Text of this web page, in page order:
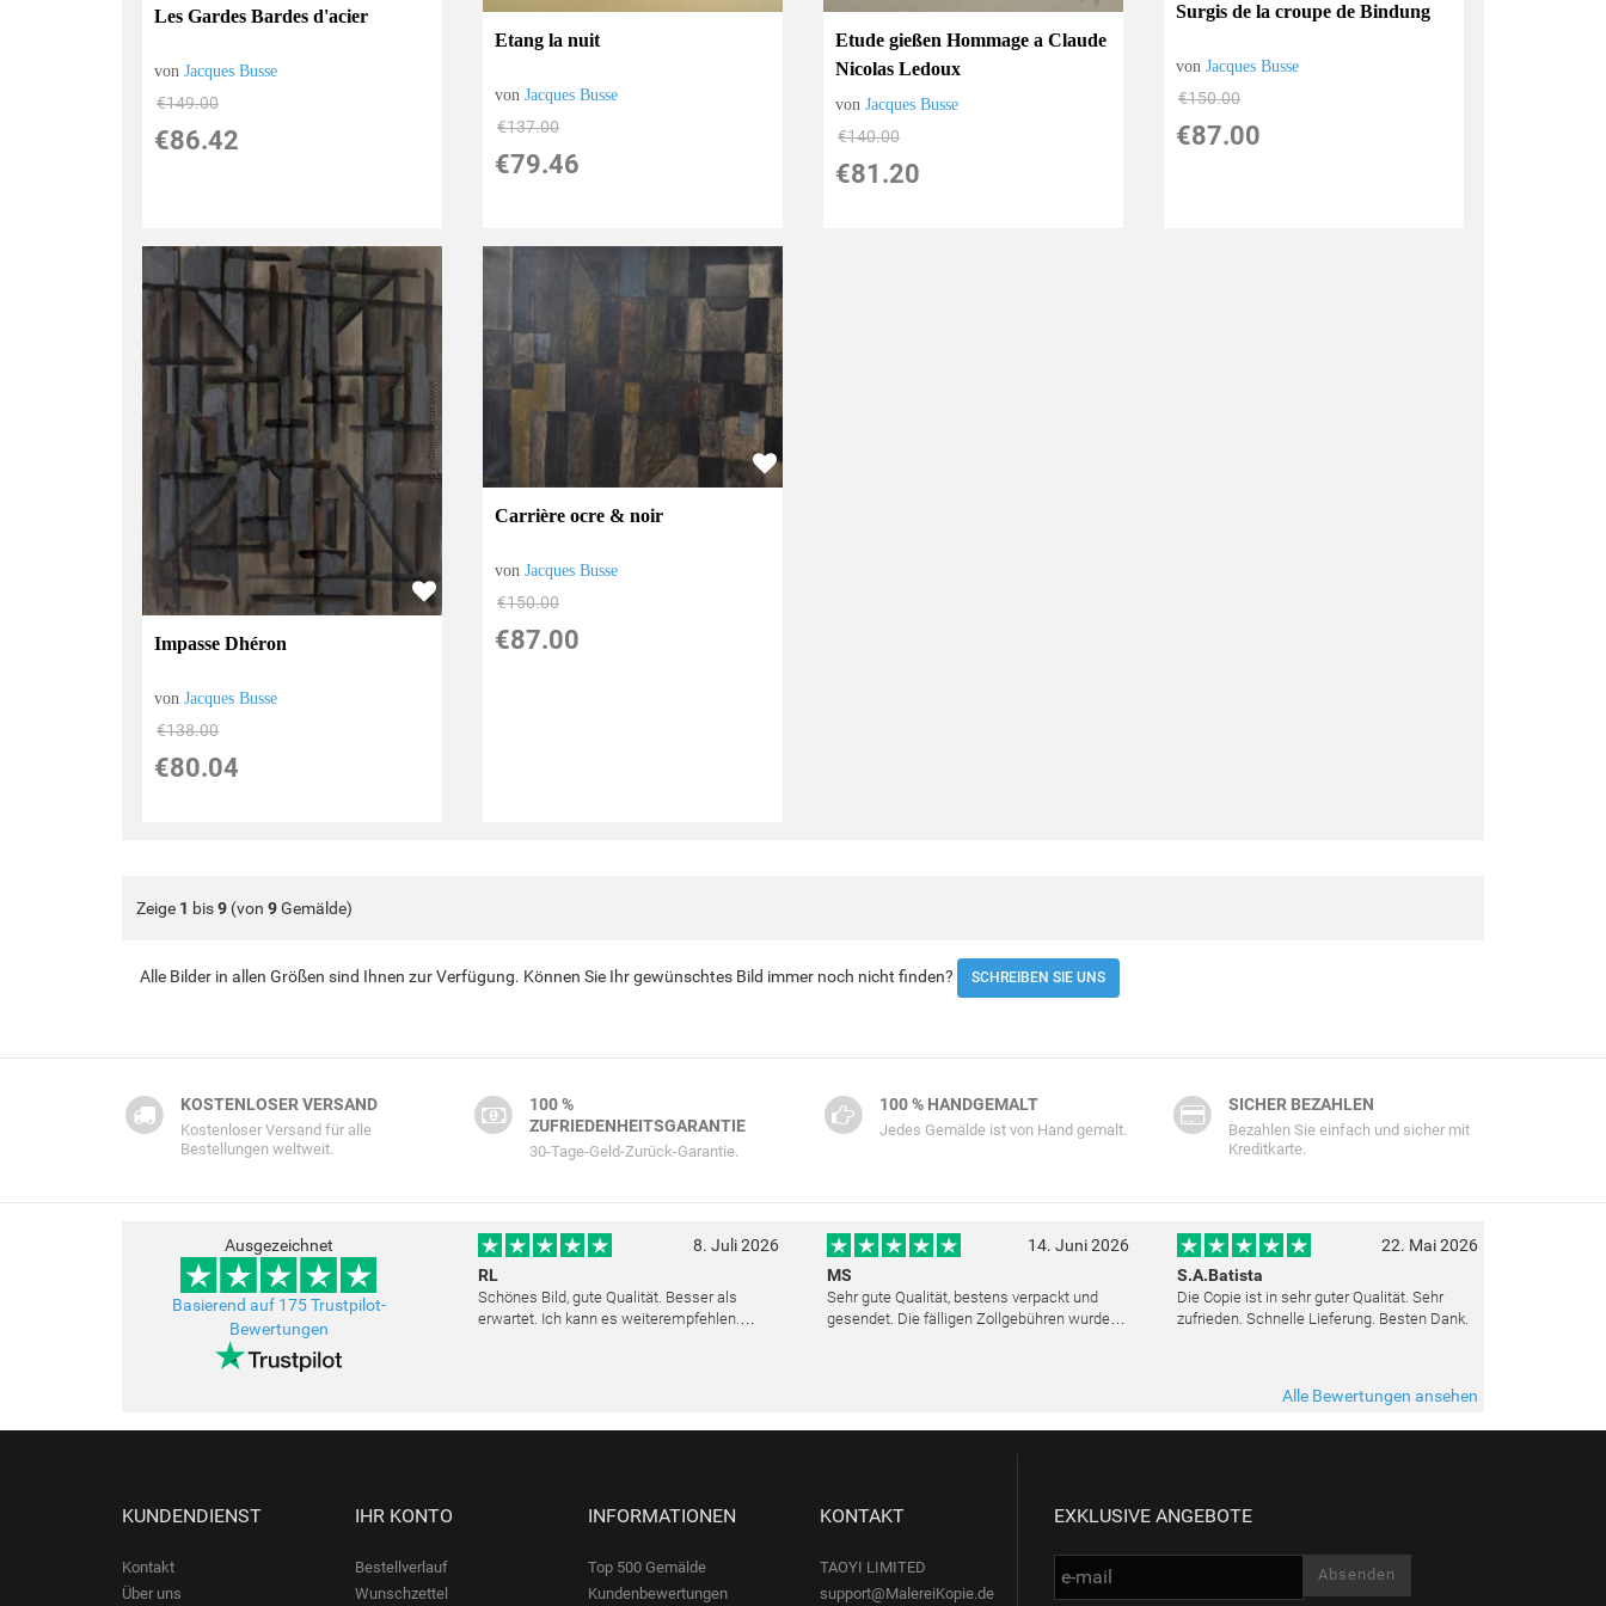
Les Gardes Bardes d'acier
vonJacques Busse
€149.00
€86.42
Etang la nuit
vonJacques Busse
€137.00
€79.46
Etude gießen Hommage a Claude
Nicolas Ledoux
vonJacques Busse
€140.00
€81.20
Surgis de la croupe de Bindung
vonJacques Busse
€150.00
€87.00
Impasse Dhéron
vonJacques Busse
€138.00
€80.04
Carrière ocre & noir
vonJacques Busse
€150.00
€87.00
Zeige 1 bis9 (von 9Gemälde)
Alle Bilder in allen Größen sind Ihnen zur Verfügung. Können Sie Ihr gewünschtes Bild immer noch nicht finden? SCHREIBEN SIE UNS
KOSTENLOSER VERSAND
Kostenloser Versand für alle
Bestellungen weltweit.
100 %
ZUFRIEDENHEITSGARANTIE
30-Tage-Geld-Zurück-Garantie.
100 % HANDGEMALT
Jedes Gemälde ist von Hand gemalt.
SICHER BEZAHLEN
Bezahlen Sie einfach und sicher mit
Kreditkarte.
Ausgezeichnet
Basierend auf 175 Trustpilot-
Bewertungen
8. Juli 2026
RL
Schönes Bild, gute Qualität. Besser als
erwartet. Ich kann es weiterempfehlen.
14. Juni 2026
MS
Sehr gute Qualität, bestens verpackt und
gesendet. Die fälligen Zollgebühren wurden
22. Mai 2026
S.A.Batista
Die Copie ist in sehr guter Qualität. Sehr
zufrieden. Schnelle Lieferung. Besten Dank.
Alle Bewertungen ansehen
KUNDENDIENST
Kontakt
Über uns
IHR KONTO
Bestellverlauf
Wunschzettel
INFORMATIONEN
Top 500 Gemälde
Kundenbewertungen
KONTAKT
TAOYI LIMITED
support@MalereiKopie.de
EXKLUSIVE ANGEBOTE